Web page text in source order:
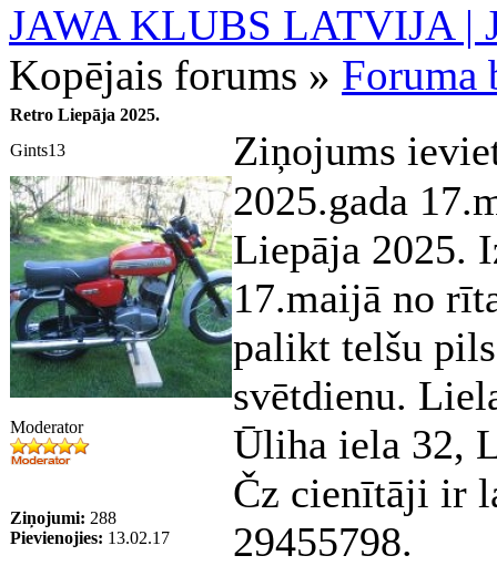
JAWA KLUBS LATVIJA |
Kopējais forums » Foruma
Retro Liepāja 2025.
Gints13
Ziņojums
Moderator
Ziņojumi: 288
Pievienojies: 13.02.17
2025.gada
Liepāja 2025.
17.maijā no
palikt telšu
svētdienu.
Ūliha iela 32,
Čz cienītāji ir
29455798.